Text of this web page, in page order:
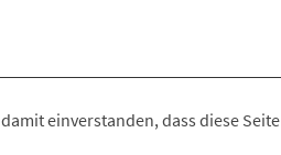
einverstanden, dass diese Seite